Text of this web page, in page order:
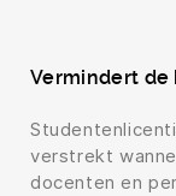
Vermindert de
verstrekt
docenten en